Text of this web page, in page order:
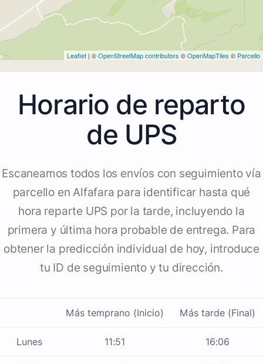
Leaflet | ©OpenStreetMap contributors ©OpenMapTiles © Parcello
Horario de reparto
de UPS
Escaneamos todos los envíos con seguimiento vía
parcello en Alfafara para identificar hasta qué
hora reparte UPS por la tarde, incluyendo la
primera y última hora probable de entrega. Para
obtener la predicción individual de hoy, introduce
tu ID de seguimiento y tu dirección.
Más temprano (Inicio) Más tarde (Final)
Lunes 11:51 16:06